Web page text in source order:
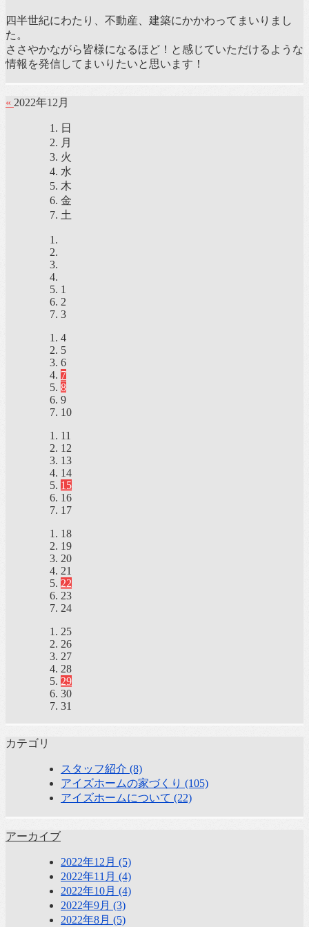
四半世紀にわたり、不動産、建築にかかわってまいりまし
た。
ささやかながら皆様になるほど！と感じていただけるような
情報を発信してまいりたいと思います！
« 2022年12月
日
月
火
水
木
金
土
1
2
3
4
5
6
7
8
9
10
11
12
13
14
15
16
17
18
19
20
21
22
23
24
25
26
27
28
29
30
31
カテゴリ
スタッフ紹介 (8)
アイズホームの家づくり (105)
アイズホームについて (22)
アーカイブ
2022年12月 (5)
2022年11月 (4)
2022年10月 (4)
2022年9月 (3)
2022年8月 (5)